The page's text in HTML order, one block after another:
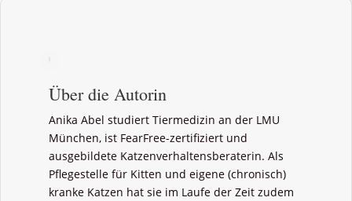
Über die Autorin
Anika Abel studiert Tiermedizin an der LMU
München, ist FearFree-zertifiziert und
ausgebildete Katzenverhaltensberaterin. Als
Pflegestelle für Kitten und eigene (chronisch)
kranke Katzen hat sie im Laufe der Zeit zudem